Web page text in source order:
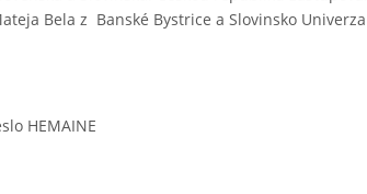
Bela z Banské Bystrice a Slovinsko
HEMAINE